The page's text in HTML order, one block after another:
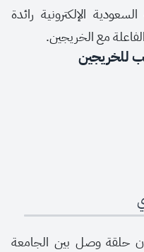
الإلكترونية رائدة
مع الخريجين.
للخريجين
حلقة وصل بين الجامعة